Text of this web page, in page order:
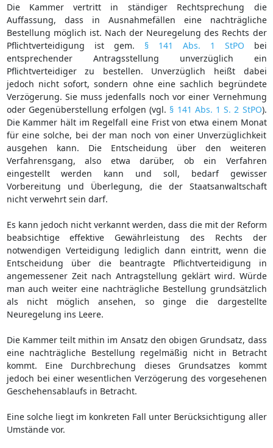
Die Kammer vertritt in ständiger Rechtsprechung die
Auffassung, dass in Ausnahmefällen eine nachträgliche
Bestellung möglich ist. Nach der Neuregelung des Rechts der
Pflichtverteidigung ist gem. § 141 Abs. 1 StPO bei
entsprechender Antragsstellung unverzüglich ein
Pflichtverteidiger zu bestellen. Unverzüglich heißt dabei
jedoch nicht sofort, sondern ohne eine sachlich begründete
Verzögerung. Sie muss jedenfalls noch vor einer Vernehmung
oder Gegenüberstellung erfolgen (vgl. § 141 Abs. 1 S. 2 StPO).
Die Kammer hält im Regelfall eine Frist von etwa einem Monat
für eine solche, bei der man noch von einer Unverzüglichkeit
ausgehen kann. Die Entscheidung über den weiteren
Verfahrensgang, also etwa darüber, ob ein Verfahren
eingestellt werden kann und soll, bedarf gewisser
Vorbereitung und Überlegung, die der Staatsanwaltschaft
nicht verwehrt sein darf.
Es kann jedoch nicht verkannt werden, dass die mit der Reform
beabsichtige effektive Gewährleistung des Rechts der
notwendigen Verteidigung lediglich dann eintritt, wenn die
Entscheidung über die beantragte Pflichtverteidigung in
angemessener Zeit nach Antragstellung geklärt wird. Würde
man auch weiter eine nachträgliche Bestellung grundsätzlich
als nicht möglich ansehen, so ginge die dargestellte
Neuregelung ins Leere.
Die Kammer teilt mithin im Ansatz den obigen Grundsatz, dass
eine nachträgliche Bestellung regelmäßig nicht in Betracht
kommt. Eine Durchbrechung dieses Grundsatzes kommt
jedoch bei einer wesentlichen Verzögerung des vorgesehenen
Geschehensablaufs in Betracht.
Eine solche liegt im konkreten Fall unter Berücksichtigung aller
Umstände vor.